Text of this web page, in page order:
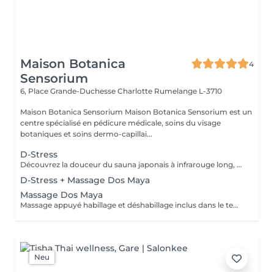
Maison Botanica
Sensorium
4
6, Place Grande-Duchesse Charlotte Rumelange L-3710
Maison Botanica Sensorium Maison Botanica Sensorium est un
centre spécialisé en pédicure médicale, soins du visage
botaniques et soins dermo-capillai...
D-Stress
Découvrez la douceur du sauna japonais à infrarouge long, une chaleur enveloppante qui favorise une relaxation profonde, stimule la sudation naturelle et procure une véritable sensation de légèreté . Un rituel idéal pour relâcher les tensions, revitaliser le corps et apaiser l'esprit.
D-Stress + Massage Dos Maya
Massage Dos Maya
Massage appuyé habillage et déshabillage inclus dans le temps de prestation
Neu